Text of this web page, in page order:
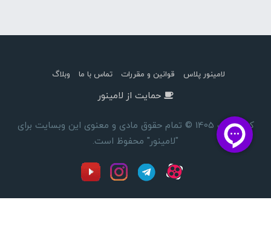
لامینور پلاس قوانین و مقررات تماس با ما وبلاگ
حمایت از لامینور
کپی رایت 1405 © تمام حقوق مادی و معنوی این وبسایت برای
"لامینور" محفوظ است.